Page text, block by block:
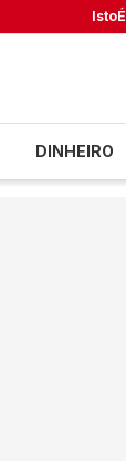
IstoÉ
DINHEIRO